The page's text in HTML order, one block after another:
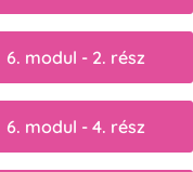
6. modul - 2. rész
6. modul - 4. rész